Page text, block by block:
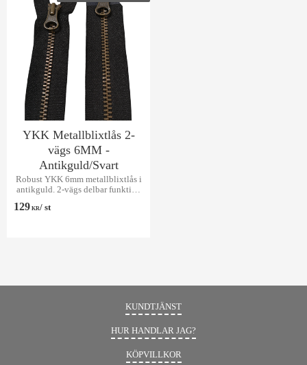
YKK Metallblixtlås 2-
vägs 6MM -
Antikguld/Svart
Robust YKK 6mm metallblixtlås i
antikguld. 2-vägs delbar funktion
129 KR/ st
KUNDTJÄNST
HUR HANDLAR JAG?
KÖPVILLKOR